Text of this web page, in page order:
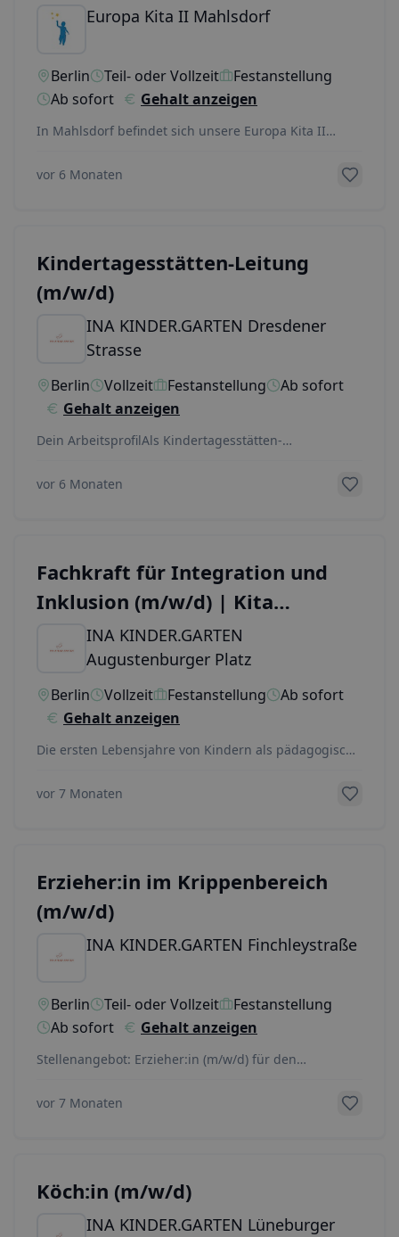
Europa Kita II Mahlsdorf
Berlin Teil- oder Vollzeit
Festanstellung
Ab sofort
Gehalt anzeigen
In Mahlsdorf befindet sich unsere Europa Kita II
vor 6 Monaten
Kindertages­stätten-Leitung
(m/w/d)
INA KINDER.GARTEN Dresdener
Strasse
Berlin Vollzeit Festanstellung
Ab sofort
Gehalt anzeigen
Dein ArbeitsprofilAls Kindertagesstätten-
Leitungskraf
vor 6 Monaten
Fachkraft für Integration und
Inklusion (m/w/d) | Kita
Augustenburger Platz Gestalte
den bunten Kita-Alltag
INA KINDER.GARTEN
Augustenburger Platz
Berlin Vollzeit Festanstellung
Ab sofort
Gehalt anzeigen
Die ersten Lebensjahre von Kindern als pädagogische
vor 7 Monaten
Erzieher:in im Krippenbereich
(m/w/d)
INA KINDER.GARTEN Finchleystraße
Berlin Teil- oder Vollzeit
Festanstellung
Ab sofort
Gehalt anzeigen
Stellenangebot: Erzieher:in (m/w/d) für den
ermut ...
vor 7 Monaten
Köch:in (m/w/d)
INA KINDER.GARTEN Lüneburger